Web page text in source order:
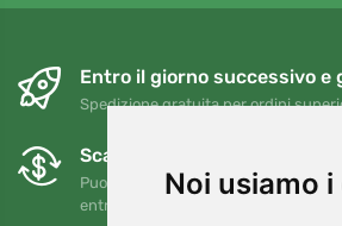
Noi usiamo
Entro il giorno successivo
Spedizione gratuita per ordini
Scambi e resi gratuiti
Puoi restituire o cambiare il tuo
entro 90 giorni